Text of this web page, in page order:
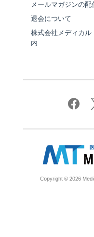
メールマガジンの
退会について
株式会社メディカ
内
Copyright © 2026